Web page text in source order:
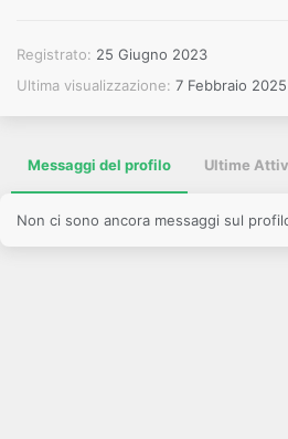
Registrato
25 Giugno 2023
Ultima visualizzazione 7 Febbraio 2025
Messaggi del profilo Ultime
Non ci sono ancora messaggi sul